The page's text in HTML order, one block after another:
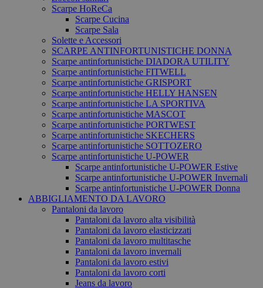
Scarpe HoReCa
Scarpe Cucina
Scarpe Sala
Solette e Accessori
SCARPE ANTINFORTUNISTICHE DONNA
Scarpe antinfortunistiche DIADORA UTILITY
Scarpe antinfortunistiche FITWELL
Scarpe antinfortunistiche GRISPORT
Scarpe antinfortunistiche HELLY HANSEN
Scarpe antinfortunistiche LA SPORTIVA
Scarpe antinfortunistiche MASCOT
Scarpe antinfortunistiche PORTWEST
Scarpe antinfortunistiche SKECHERS
Scarpe antinfortunistiche SOTTOZERO
Scarpe antinfortunistiche U-POWER
Scarpe antinfortunistiche U-POWER Estive
Scarpe antinfortunistiche U-POWER Invernali
Scarpe antinfortunistiche U-POWER Donna
ABBIGLIAMENTO DA LAVORO
Pantaloni da lavoro
Pantaloni da lavoro alta visibilità
Pantaloni da lavoro elasticizzati
Pantaloni da lavoro multitasche
Pantaloni da lavoro invernali
Pantaloni da lavoro estivi
Pantaloni da lavoro corti
Jeans da lavoro